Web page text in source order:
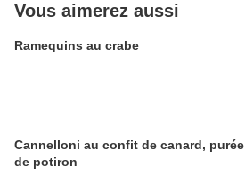
Vous aimerez aussi
Ramequins au crabe
Cannelloni au confit de canard, purée
de potiron